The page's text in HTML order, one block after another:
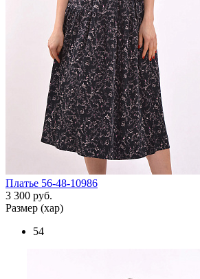
Платье 56-48-10986
3 300 руб.
Размер (хар)
54